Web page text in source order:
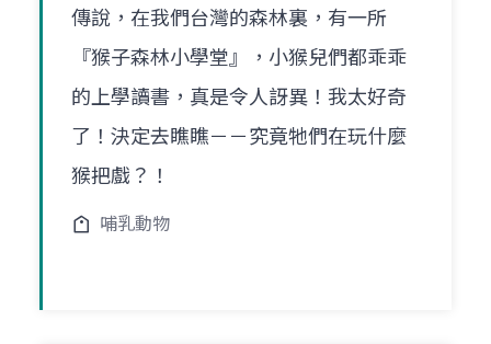
傳說，在我們台灣的森林裏，有一所
『猴子森林小學堂』，小猴兒們都乖乖
的上學讀書，真是令人訝異！我太好奇
了！決定去瞧瞧－－究竟牠們在玩什麼
猴把戲？！
哺乳動物